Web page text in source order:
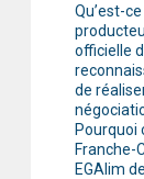
Qu’est-
officielle
de
Pourquoi
Franche-
EGAlim